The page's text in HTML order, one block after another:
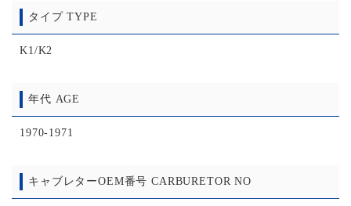
タイプ TYPE
K1/K2
年代 AGE
1970-1971
キャブレターOEM番号 CARBURETOR NO